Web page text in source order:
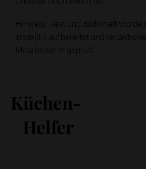
Hinweis: Text und Bildinhalt wurde
erstellt / aufbereitet und
Mitarbeiter:in geprüft.
Küchen-
Helfer